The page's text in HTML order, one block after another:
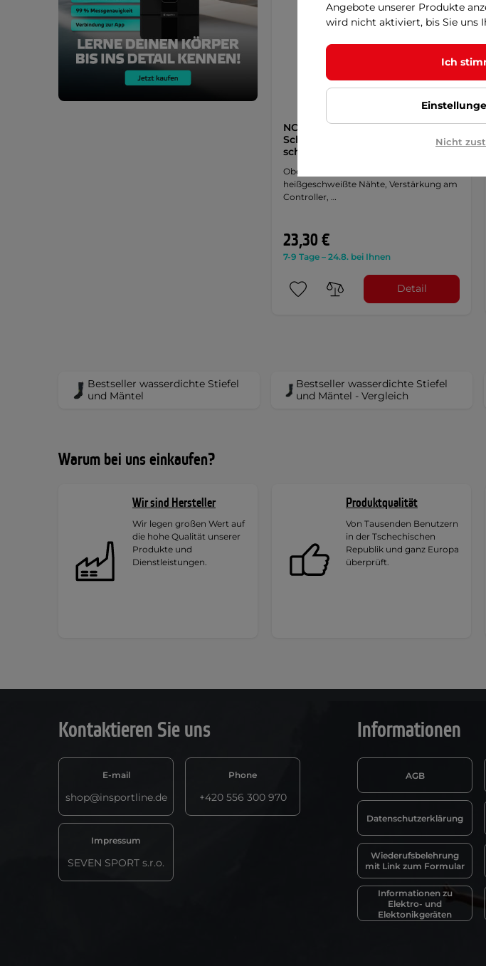
NOX/4SQUARE Overboots Scold
Schuhüberzüge ohne Sohle -
schwarz
Oberer elastischer Saum,
heißgeschweißte Nähte, Verstärkung am
Controller, …
23,30 €
7-9 Tage – 24.8. bei Ihnen
Detail
Bestseller wasserdichte Stiefel
und Mäntel
Bestseller wasserdichte Stiefel
und Mäntel - Vergleich
Warum bei uns einkaufen?
Wir sind Hersteller
Wir legen großen Wert auf
die hohe Qualität unserer
Produkte und
Dienstleistungen.
Produktqualität
Von Tausenden Benutzern
in der Tschechischen
Republik und ganz Europa
überprüft.
Kontaktieren Sie uns
E-mail
shop@insportline.de
Phone
+420 556 300 970
Impressum
SEVEN SPORT s.r.o.
Informationen
AGB
Datenschutzerklärung
Wiederufsbelehrung
mit Link zum Formular
Informationen zu
Elektro- und
Elektonikgeräten
Angebote unserer Produkte
wird nicht aktiviert, bis Sie uns
Ich
Nicht